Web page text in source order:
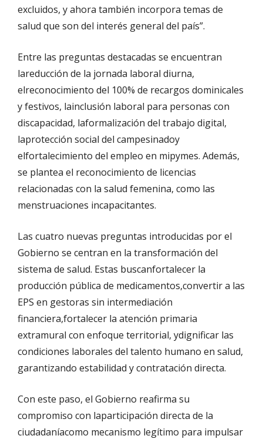
excluidos, y ahora también incorpora temas de
salud que son del interés general del país”.
Entre las preguntas destacadas se encuentran
lareducción de la jornada laboral diurna,
elreconocimiento del 100% de recargos dominicales
y festivos, lainclusión laboral para personas con
discapacidad, laformalización del trabajo digital,
laprotección social del campesinadoy
elfortalecimiento del empleo en mipymes. Además,
se plantea el reconocimiento de licencias
relacionadas con la salud femenina, como las
menstruaciones incapacitantes.
Las cuatro nuevas preguntas introducidas por el
Gobierno se centran en la transformación del
sistema de salud. Estas buscanfortalecer la
producción pública de medicamentos,convertir a las
EPS en gestoras sin intermediación
financiera,fortalecer la atención primaria
extramural con enfoque territorial, ydignificar las
condiciones laborales del talento humano en salud,
garantizando estabilidad y contratación directa.
Con este paso, el Gobierno reafirma su
compromiso con laparticipación directa de la
ciudadaníacomo mecanismo legítimo para impulsar